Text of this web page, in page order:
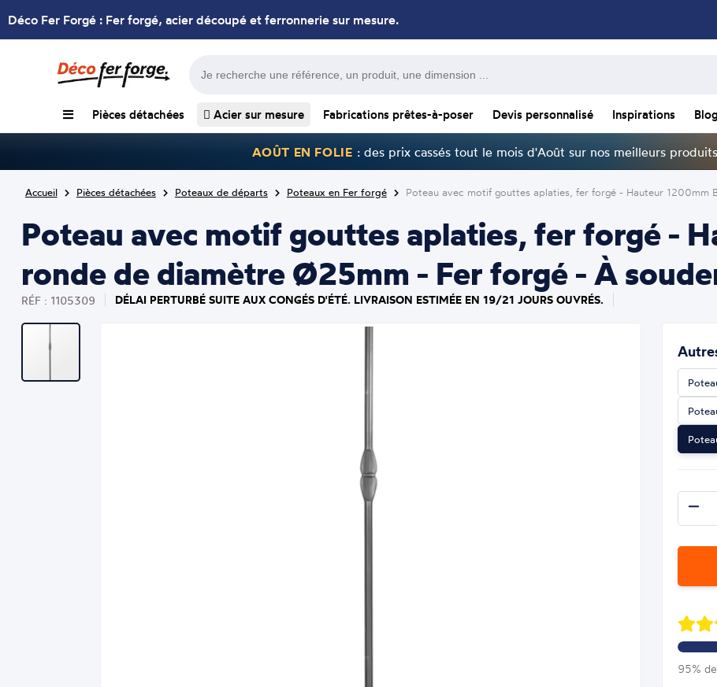
Déco Fer Forgé : Fer forgé, acier découpé et ferronnerie sur mesure.
Pièces détachées Acier sur mesure Fabrications prêtes-à-poser Devis personnalisé Inspirations Blog
AOÛT EN FOLIE : des prix cassés tout le mois d'Août sur nos meilleurs
Accueil Pièces détachées Poteaux de départs Poteaux en Fer forgé Poteau avec motif gouttes aplaties, fer forgé - Hauteur
Poteau avec motif gouttes aplaties, fer forgé -
ronde de diamètre Ø25mm - Fer forgé - À
RÉF : 1105309 DÉLAI PERTURBÉ SUITE AUX CONGÉS D'ÉTÉ. LIVRAISON ESTIMÉE EN 19/21 JOURS OUVRÉS.
95%